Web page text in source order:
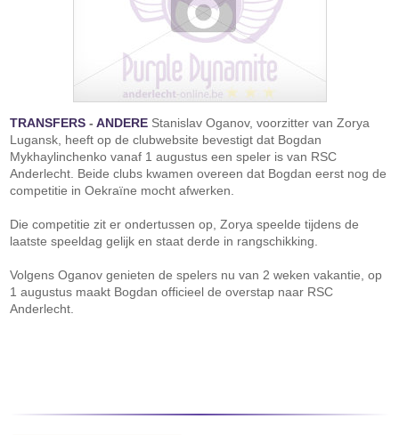
TRANSFERS -ANDERE Stanislav Oganov, voorzitter van Zorya
Lugansk, heeft op de clubwebsite bevestigt dat Bogdan
Mykhaylinchenko vanaf 1 augustus een speler is van RSC
Anderlecht. Beide clubs kwamen overeen dat Bogdan eerst nog de
competitie in Oekraïne mocht afwerken.
Die competitie zit er ondertussen op, Zorya speelde tijdens de
laatste speeldag gelijk en staat derde in rangschikking.
Volgens Oganov genieten de spelers nu van 2 weken vakantie, op
1 augustus maakt Bogdan officieel de overstap naar RSC
Anderlecht.